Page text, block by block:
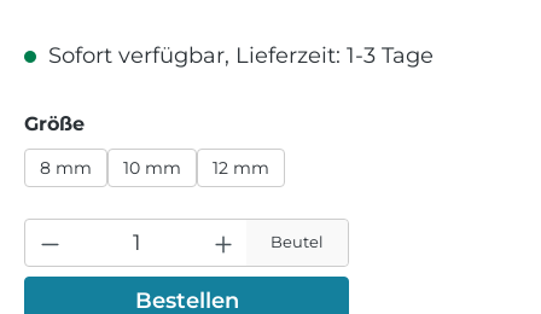
Sofort verfügbar, Lieferzeit: 1-3 Tage
Größeauswählen
8 mm 10 mm 12 mm
Beutel
Bestellen